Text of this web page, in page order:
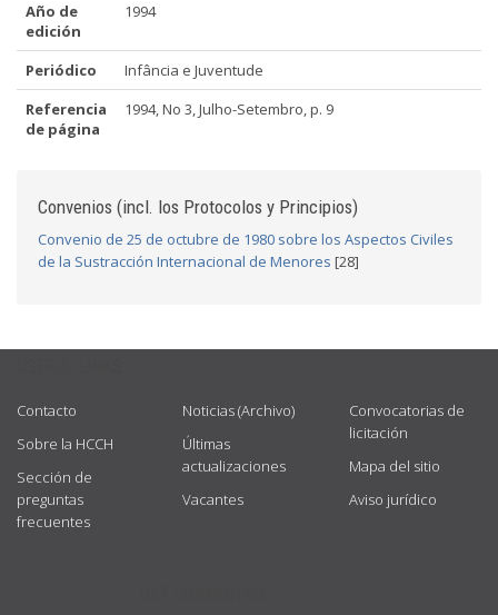
Año de
edición
1994
Periódico
Infância e Juventude
Referencia
de página
1994, No 3, Julho-Setembro, p. 9
Convenios (incl. los Protocolos y Principios)
Convenio de 25 de octubre de 1980 sobre los Aspectos Civiles
de la Sustracción Internacional de Menores [28]
Contacto
Sobre la HCCH
Sección de
preguntas
frecuentes
Noticias (Archivo)
Últimas
actualizaciones
Vacantes
Convocatorias de
licitación
Mapa del sitio
Aviso jurídico